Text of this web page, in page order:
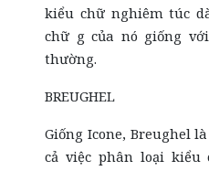
kiểu chữ nghiêm túc
chữ g của nó giống
thường.
BREUGHEL
Giống Icone, Breughel
cả việc phân loại kiểu